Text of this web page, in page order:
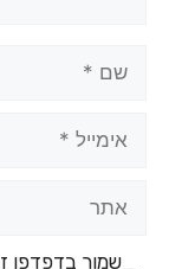
שמור בדפדפן